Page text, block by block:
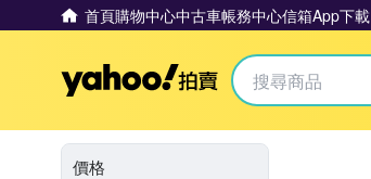
首頁購物中心中古車帳務中心信箱App下載
Yahoo拍賣
價格